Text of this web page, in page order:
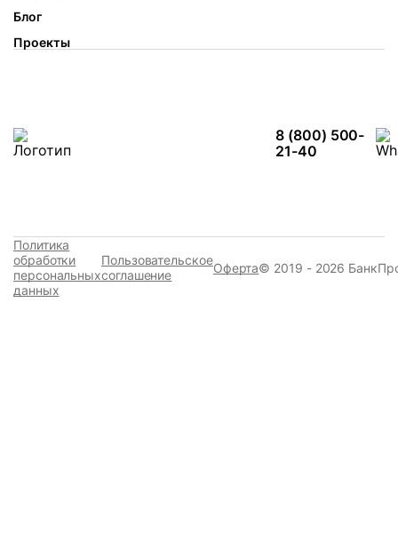
Блог
Проекты
8 (800) 500-
21-40
Политика
обработки
персональных
данных
Пользовательское
соглашение
Оферта© 2019 - 2026